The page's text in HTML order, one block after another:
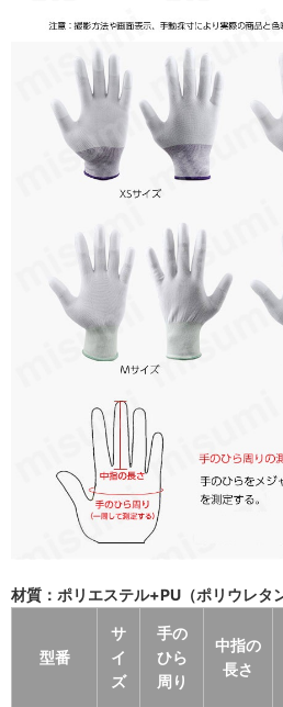
材質：ポリエステル+PU（ポリウレタ
型番
サ
イ
ズ
手の
ひら
周り
中指の
長さ